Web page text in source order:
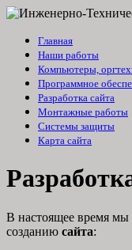
Главная
Наши работы
Компьютеры,
Программное
Разработка сайта
Монтажные работы
Системы защиты
Карта сайта
В настоящее время мы
созданию сайта: